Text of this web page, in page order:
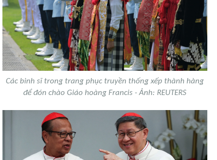
Các binh sĩ trong trang phục truyền thống xếp thành hàng
để đón chào Giáo hoàng Francis - Ảnh: REUTERS